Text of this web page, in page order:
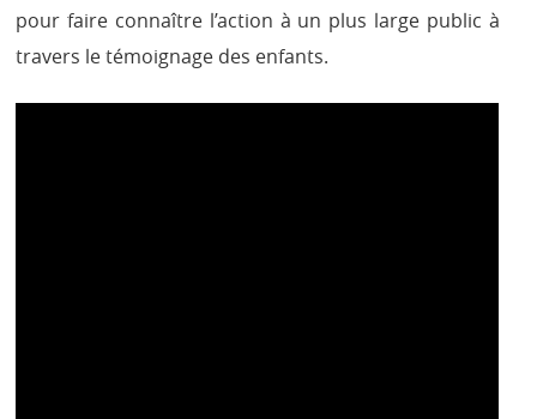
pour faire connaître l’action à un plus large public à
travers le témoignage des enfants.